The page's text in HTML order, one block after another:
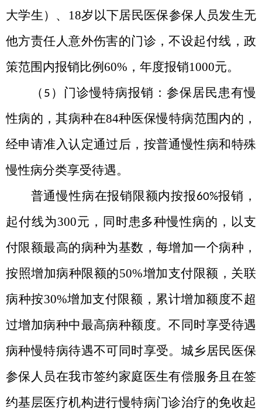
大学生）、 18岁以下居民医保参保人员发生无
他方责任人意外伤害的门诊，不设起付线，政
策范围内报销比例 60% ，年度报销1000元。
（ 5 ）门诊慢特病报销：参保居民患有慢
性病的，其病种在84种医保慢特病范围内的，
经申请准入认定通过后，按普通慢性病和特殊
慢性病分类享受待遇。
普通慢性病在报销限额内按报60%报销，
起付线为300元，同时患多种慢性病的，以支
付限额最高的病种为基数，每增加一个病种，
按照增加病种限额的50%增加支付限额，关联
病种按30%增加支付限额，累计增加额度不超
过增加病种中最高病种额度。不同时享受待遇
病种慢特病待遇不可同时享受。城乡居民医保
参保人员在我市签约家庭医生有偿服务且在签
约基层医疗机构进行慢特病门诊治疗的免收起